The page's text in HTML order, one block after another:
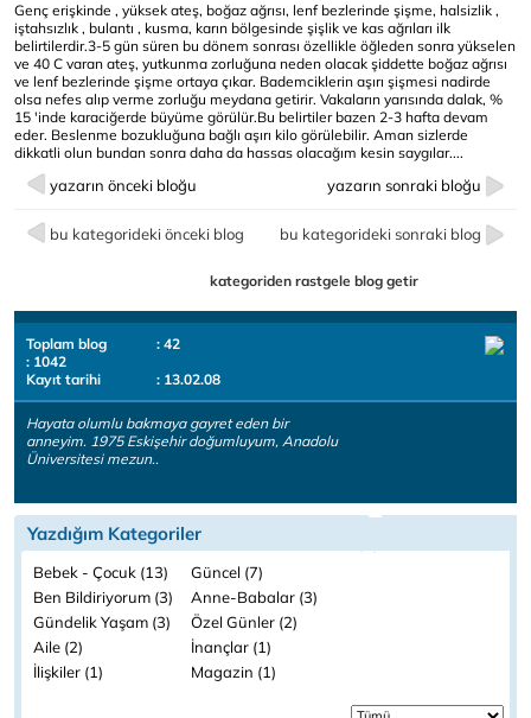
Genç erişkinde , yüksek ateş, boğaz ağrısı, lenf bezlerinde şişme, halsizlik ,
iştahsızlık , bulantı , kusma, karın bölgesinde şişlik ve kas ağrıları ilk
belirtilerdir.3-5 gün süren bu dönem sonrası özellikle öğleden sonra yükselen
ve 40 C varan ateş, yutkunma zorluğuna neden olacak şiddette boğaz ağrısı
ve lenf bezlerinde şişme ortaya çıkar. Bademciklerin aşırı şişmesi nadirde
olsa nefes alıp verme zorluğu meydana getirir. Vakaların yarısında dalak, %
15 'inde karaciğerde büyüme görülür.Bu belirtiler bazen 2-3 hafta devam
eder. Beslenme bozukluğuna bağlı aşırı kilo görülebilir. Aman sizlerde
dikkatli olun bundan sonra daha da hassas olacağım kesin saygılar....
yazarın önceki bloğu yazarın sonraki bloğu
bu kategorideki önceki blog bu kategorideki sonraki blog
kategoriden rastgele blog getir
Toplam blog
: 42
: 1042
Kayıt tarihi
: 13.02.08
Hayata olumlu bakmaya gayret eden bir
anneyim. 1975 Eskişehir doğumluyum, Anadolu
Üniversitesi mezun..
Yazdığım Kategoriler
Bebek - Çocuk (13)
Güncel (7)
Ben Bildiriyorum (3)
Anne-Babalar (3)
Gündelik Yaşam (3)
Özel Günler (2)
Aile (2)
İnançlar (1)
İlişkiler (1)
Magazin (1)